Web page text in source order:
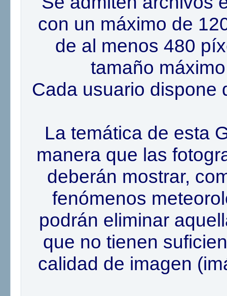
con un máximo de
de al menos 480
tamaño
Cada usuario dispone
La temática de esta
manera que las
deberán mostrar,
fenómenos
podrán eliminar
que no tienen
calidad de imagen